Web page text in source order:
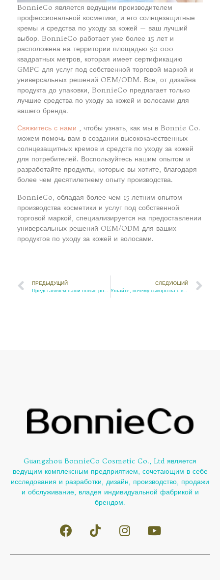
BonnieCo является ведущим производителем
профессиональной косметики, и его солнцезащитные
кремы и средства по уходу за кожей — ваш лучший
выбор. BonnieCo работает уже более 15 лет и
расположена на территории площадью 50 000
квадратных метров, которая имеет сертификацию
GMPC для услуг под собственной торговой маркой и
универсальных решений OEM/ODM. Все, от дизайна
продукта до упаковки, BonnieCo предлагает только
лучшие средства по уходу за кожей и волосами для
вашего бренда.
Свяжитесь с нами , чтобы узнать, как мы в Bonnie Co.
можем помочь вам в создании высококачественных
солнцезащитных кремов и средств по уходу за кожей
для потребителей. Воспользуйтесь нашим опытом и
разработайте продукты, которые вы хотите, благодаря
более чем десятилетнему опыту производства.
BonnieCo, обладая более чем 15-летним опытом
производства косметики и услуг под собственной
торговой маркой, специализируется на предоставлении
универсальных решений OEM/ODM для ваших
продуктов по уходу за кожей и волосами.
ПРЕДЫДУЩИЙ
СЛЕДУЮЩИЙ
Узнайте, почему сыворотка с витамином С — секрет сияющего цвета лица
Guangzhou BonnieCo Cosmetic Co., Ltd является
ведущим комплексным предприятием, сочетающим в себе
исследования и разработки, дизайн, производство, продажи
и обслуживание, владея индивидуальной фабрикой и
брендом.